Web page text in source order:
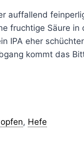
auffallend
fruchtige Säure in
IPA eher
kommt das
, Hefe